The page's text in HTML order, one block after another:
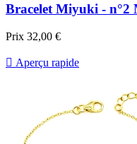
Bracelet Miyuki - n°2
Prix 32,00 €
 Aperçu rapide